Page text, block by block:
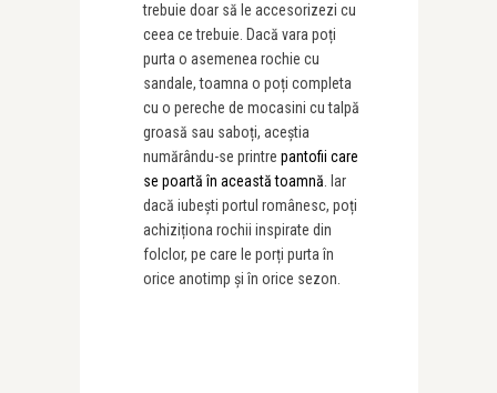
trebuie doar să le accesorizezi cu
ceea ce trebuie. Dacă vara poți
purta o asemenea rochie cu
sandale, toamna o poți completa
cu o pereche de mocasini cu talpă
groasă sau saboți, aceștia
numărându-se printre pantofii care
se poartă în această toamnă. Iar
dacă iubești portul românesc, poți
achiziționa rochii inspirate din
folclor, pe care le porți purta în
orice anotimp și în orice sezon.